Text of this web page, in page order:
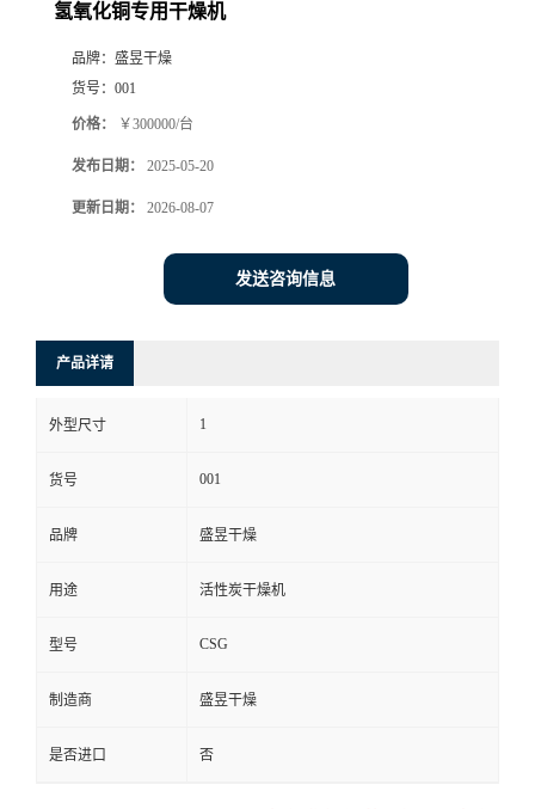
氢氧化铜专用干燥机
品牌： 盛昱干燥
货号： 001
价格： ￥300000/台
发布日期： 2025-05-20
更新日期： 2026-08-07
发送咨询信息
产品详请
外型尺寸 1
货号 001
品牌 盛昱干燥
用途 活性炭干燥机
型号 CSG
制造商 盛昱干燥
是否进口 否